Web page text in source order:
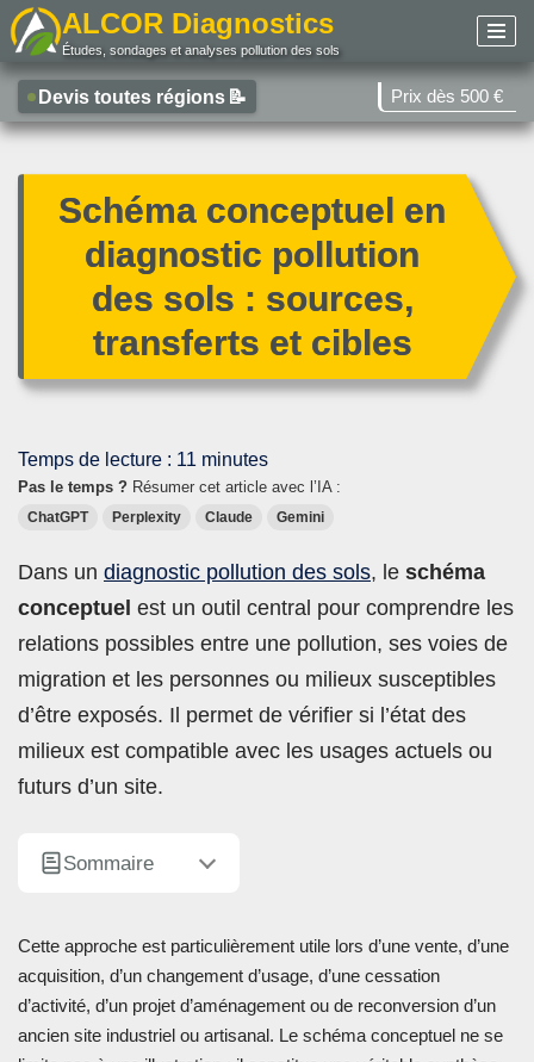
au
contenu
ALCOR Diagnostics
Études, sondages et analyses pollution des sols
Devis toutes régions 📝 Prix dès 500 €
Schéma conceptuel en
diagnostic pollution
des sols : sources,
transferts et cibles
Temps de lecture : 11 minutes
Pas le temps ? Résumer cet article avec l’IA :
ChatGPT Perplexity Claude Gemini
Dans un diagnostic pollution des sols, le schéma
conceptuel est un outil central pour comprendre les
relations possibles entre une pollution, ses voies de
migration et les personnes ou milieux susceptibles
d’être exposés. Il permet de vérifier si l’état des
milieux est compatible avec les usages actuels ou
futurs d’un site.
Sommaire
Cette approche est particulièrement utile lors d’une vente, d’une
acquisition, d’un changement d’usage, d’une cessation
d’activité, d’un projet d’aménagement ou de reconversion d’un
ancien site industriel ou artisanal. Le schéma conceptuel ne se